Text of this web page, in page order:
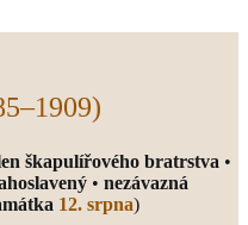
škapulířového bratrstva •
• nezávazná
12. srpna)